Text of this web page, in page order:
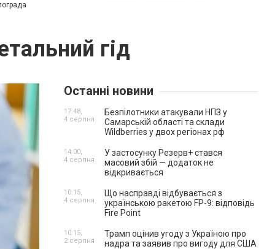
гід
Останні новини
Безпілотники атакували НПЗ у
Самарській області та склади
Wildberries у двох регіонах рф
17:48,
4 серпня
У застосунку Резерв+ стався
масовий збій — додаток не
відкривається
14:00,
4 серпня
Що насправді відбувається з
українською ракетою FP-9: відповідь
Fire Point
10:15,
4 серпня
Трамп оцінив угоду з Україною про
надра та заявив про вигоду для США
10:15,
2 серпня